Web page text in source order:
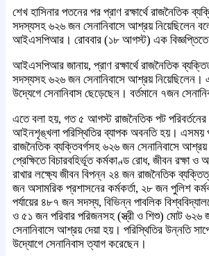
শেখ হাসিনার পতনের পর প্রাণ রক্ষার্থে রাজনৈতিক
সদস্যসহ ৬২৬ জন সেনানিবাসে আশ্রয় নিয়েছিলেন
আইএসপিআর। রোববার (১৮ আগস্ট) এক
আইএসপিআর জানায়, প্রাণ রক্ষার্থে রাজনৈতিক
সদস্যসহ ৬২৬ জন সেনানিবাসে আশ্রয়
উদ্যেগে সেনানিবাস ছেড়েছেন। বর্তমানে ৭জন
এতে বলা হয়, গত ৫ আগস্ট রাজনৈতিক পট পরিবর্তনের
আইনশৃঙ্খলা পরিস্থিতির ব্যাপক অবনতি হয়। এসময়
রাজনৈতিক ব্যক্তিবর্গসহ ৬২৬ জন সেনানিবাসে আশ্রয়
প্রেক্ষিতে বিচারবহির্ভূত কর্মকাণ্ড রোধ, জীবন রক্ষা
রাখার লক্ষ্যে জীবন বিপন্ন ২৪ জন রাজনৈতিক
জন অসামরিক প্রশাসনের কর্মকর্তা, ২৮ জন পুলিশ
পর্যায়ের ৪৮৭ জন সদস্য, বিভিন্ন পাবলিক
ও ৫১ জন পরিবার পরিজনসহ (স্ত্রী ও শিশু) মোট ৬২৬
সেনানিবাসে আশ্রয় দেয়া হয়। পরিস্থিতির উন্নতি
উদ্যোগে সেনানিবাস ত্যাগ করেছেন।